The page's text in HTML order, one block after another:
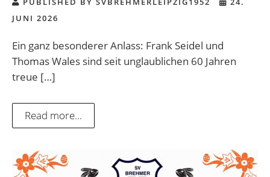
JUNI 2026
Ein ganz besonderer Anlass: Frank Seidel und
Thomas Wales sind seit unglaublichen 60 Jahren
treue […]
Read more...